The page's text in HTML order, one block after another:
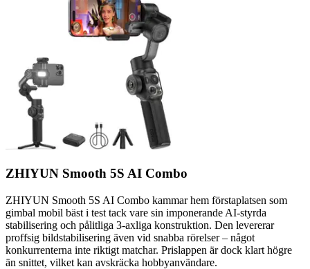
ZHIYUN Smooth 5S AI Combo
ZHIYUN Smooth 5S AI Combo kammar hem förstaplatsen som
gimbal mobil bäst i test tack vare sin imponerande AI-styrda
stabilisering och pålitliga 3-axliga konstruktion. Den levererar
proffsig bildstabilisering även vid snabba rörelser – något
konkurrenterna inte riktigt matchar. Prislappen är dock klart högre
än snittet, vilket kan avskräcka hobbyanvändare.